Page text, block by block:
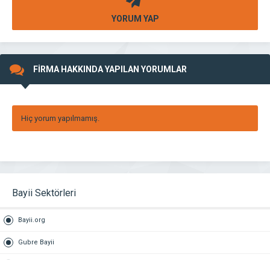
YORUM YAP
FİRMA HAKKINDA YAPILAN YORUMLAR
Hiç yorum yapılmamış.
Bayii Sektörleri
Bayii.org
Gubre Bayii